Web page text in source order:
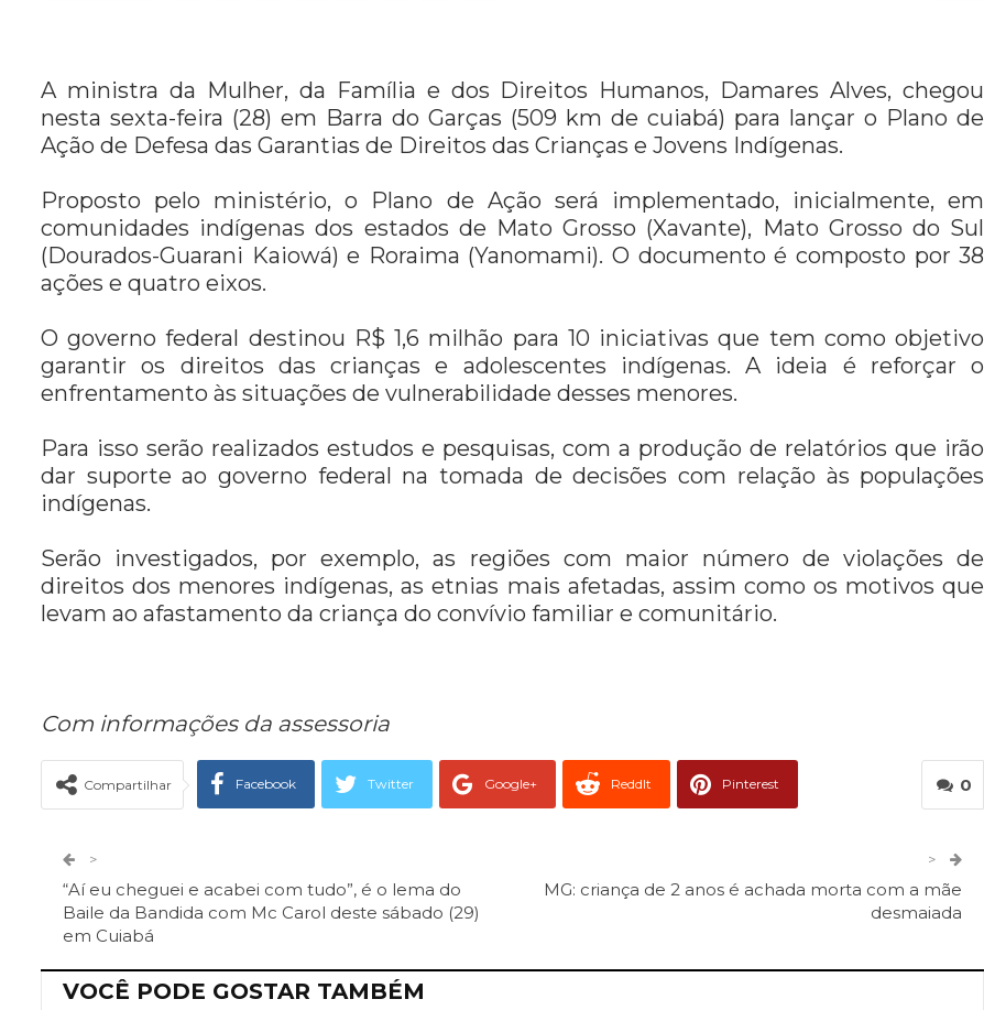
A ministra da Mulher, da Família e dos Direitos Humanos, Damares Alves, chegou
nesta sexta-feira (28) em Barra do Garças (509 km de cuiabá) para lançar o Plano de
Ação de Defesa das Garantias de Direitos das Crianças e Jovens Indígenas.
Proposto pelo ministério, o Plano de Ação será implementado, inicialmente, em
comunidades indígenas dos estados de Mato Grosso (Xavante), Mato Grosso do Sul
(Dourados-Guarani Kaiowá) e Roraima (Yanomami). O documento é composto por 38
ações e quatro eixos.
O governo federal destinou R$ 1,6 milhão para 10 iniciativas que tem como objetivo
garantir os direitos das crianças e adolescentes indígenas. A ideia é reforçar o
enfrentamento às situações de vulnerabilidade desses menores.
Para isso serão realizados estudos e pesquisas, com a produção de relatórios que irão
dar suporte ao governo federal na tomada de decisões com relação às populações
indígenas.
Serão investigados, por exemplo, as regiões com maior número de violações de
direitos dos menores indígenas, as etnias mais afetadas, assim como os motivos que
levam ao afastamento da criança do convívio familiar e comunitário.
Com informações da assessoria
0
Compartilhar Facebook Twitter Google+ ReddIt Pinterest
>
“Aí eu cheguei e acabei com tudo”, é o lema do
Baile da Bandida com Mc Carol deste sábado (29)
em Cuiabá
>
MG: criança de 2 anos é achada morta com a mãe
desmaiada
VOCÊ PODE GOSTAR TAMBÉM